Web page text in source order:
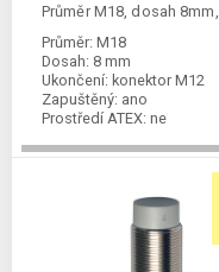
Průměr M18, dosah
Průměr: M18
Dosah: 8 mm
Ukončení: konektor M12
Zapuštěný: ano
Prostředí ATEX: ne